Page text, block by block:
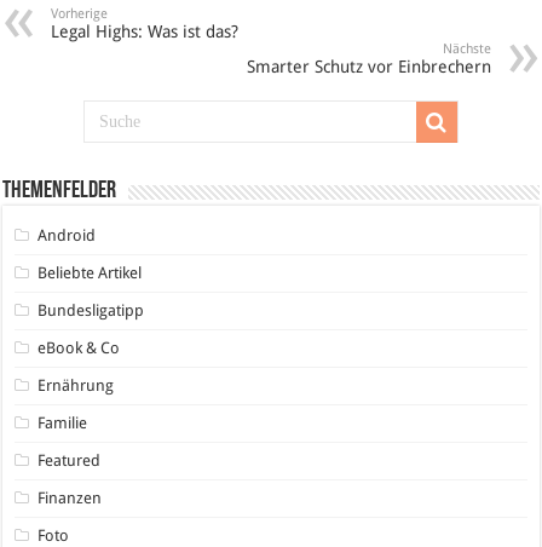
Vorherige
Legal Highs: Was ist das?
Nächste
Smarter Schutz vor Einbrechern
Themenfelder
Android
Beliebte Artikel
Bundesligatipp
eBook & Co
Ernährung
Familie
Featured
Finanzen
Foto